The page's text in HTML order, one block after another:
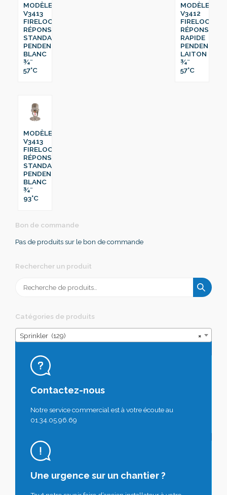
MODÈLE
V3413
FIRELOCK™
RÉPONSE
STANDARD
PENDENT
BLANC
¾¨
57°C
MODÈLE
V3412
FIRELOCK™
RÉPONSE
RAPIDE
PENDENT
LAITON
¾¨
57°C
MODÈLE
V3413
FIRELOCK™
RÉPONSE
STANDARD
PENDENT
BLANC
¾¨
93°C
Bon de commande
Pas de produits sur le bon de commande
Rechercher un produit
pour :
Catégories de produits
×
Sprinkler (129)
Contactez-nous
Notre service commercial est à votre écoute au
01.34.05.96.69
Une urgence sur un chantier ?